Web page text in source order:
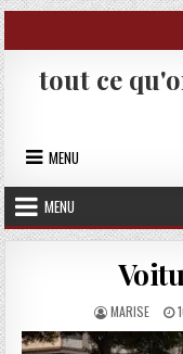
Skip to content
tout ce
MENU
MENU
AUTHOR:
MARISE